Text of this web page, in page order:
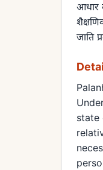
आधार
जाति
state